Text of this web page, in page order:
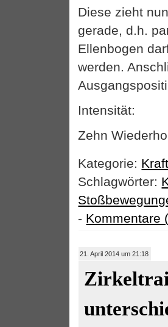
Diese zieht
gerade, d.h.
Ellenbogen
werden.
Intensität:
Zehn
Kategorie: Kraft
Schlagwörter:
- Kommentare
21. April 2014 um 21:18